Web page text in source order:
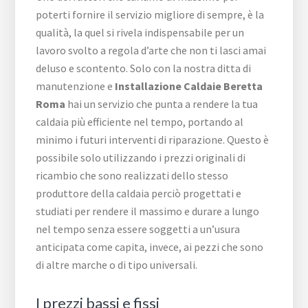
poterti fornire il servizio migliore di sempre, è la
qualità, la quel si rivela indispensabile per un
lavoro svolto a regola d’arte che non ti lasci amai
deluso e scontento. Solo con la nostra ditta di
manutenzione e Installazione Caldaie Beretta
Roma hai un servizio che punta a rendere la tua
caldaia più efficiente nel tempo, portando al
minimo i futuri interventi di riparazione. Questo è
possibile solo utilizzando i prezzi originali di
ricambio che sono realizzati dello stesso
produttore della caldaia perciò progettati e
studiati per rendere il massimo e durare a lungo
nel tempo senza essere soggetti a un’usura
anticipata come capita, invece, ai pezzi che sono
di altre marche o di tipo universali.
I prezzi bassi e fissi